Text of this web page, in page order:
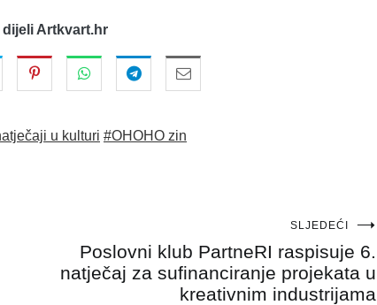
dijeli Artkvart.hr
u kulturi #OHOHO zin
SLJEDEĆI
Poslovni klub PartneRI raspisuje 6.
natječaj za sufinanciranje projekata u
kreativnim industrijama